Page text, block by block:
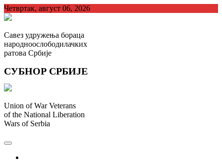
Skip
to
Четвртак, август 06, 2026
Савез удружења бораца
народноослободилачких
ратова Србије
СУБНОР СРБИЈЕ
Union of War Veterans
of the National Liberation
Wars of Serbia